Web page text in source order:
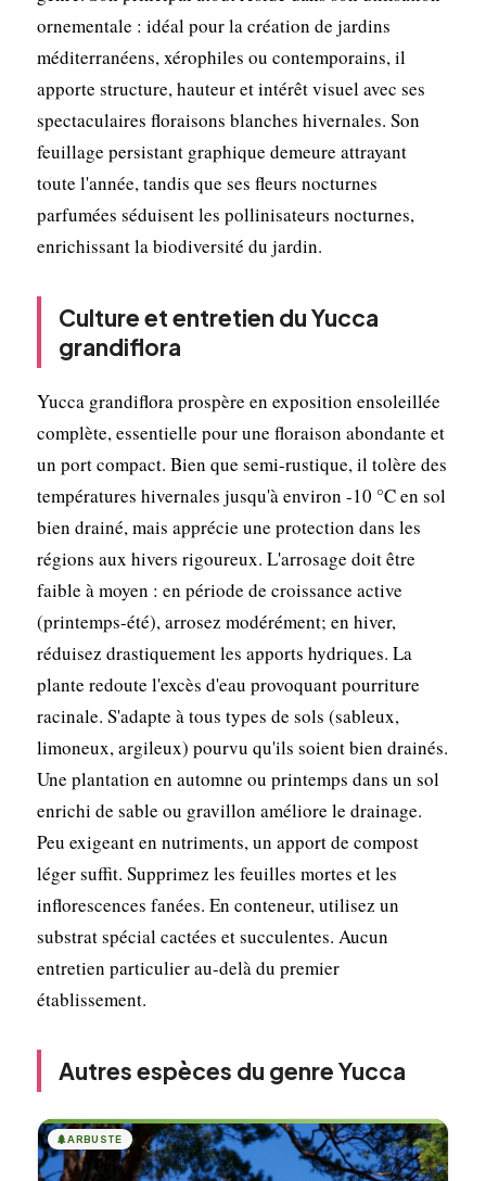
ornementale : idéal pour la création de jardins
méditerranéens, xérophiles ou contemporains, il
apporte structure, hauteur et intérêt visuel avec ses
spectaculaires floraisons blanches hivernales. Son
feuillage persistant graphique demeure attrayant
toute l'année, tandis que ses fleurs nocturnes
parfumées séduisent les pollinisateurs nocturnes,
enrichissant la biodiversité du jardin.
Culture et entretien du Yucca
grandiflora
Yucca grandiflora prospère en exposition ensoleillée
complète, essentielle pour une floraison abondante et
un port compact. Bien que semi-rustique, il tolère des
températures hivernales jusqu'à environ -10 °C en sol
bien drainé, mais apprécie une protection dans les
régions aux hivers rigoureux. L'arrosage doit être
faible à moyen : en période de croissance active
(printemps-été), arrosez modérément; en hiver,
réduisez drastiquement les apports hydriques. La
plante redoute l'excès d'eau provoquant pourriture
racinale. S'adapte à tous types de sols (sableux,
limoneux, argileux) pourvu qu'ils soient bien drainés.
Une plantation en automne ou printemps dans un sol
enrichi de sable ou gravillon améliore le drainage.
Peu exigeant en nutriments, un apport de compost
léger suffit. Supprimez les feuilles mortes et les
inflorescences fanées. En conteneur, utilisez un
substrat spécial cactées et succulentes. Aucun
entretien particulier au-delà du premier
établissement.
Autres espèces du genre Yucca
🌲ARBUSTE